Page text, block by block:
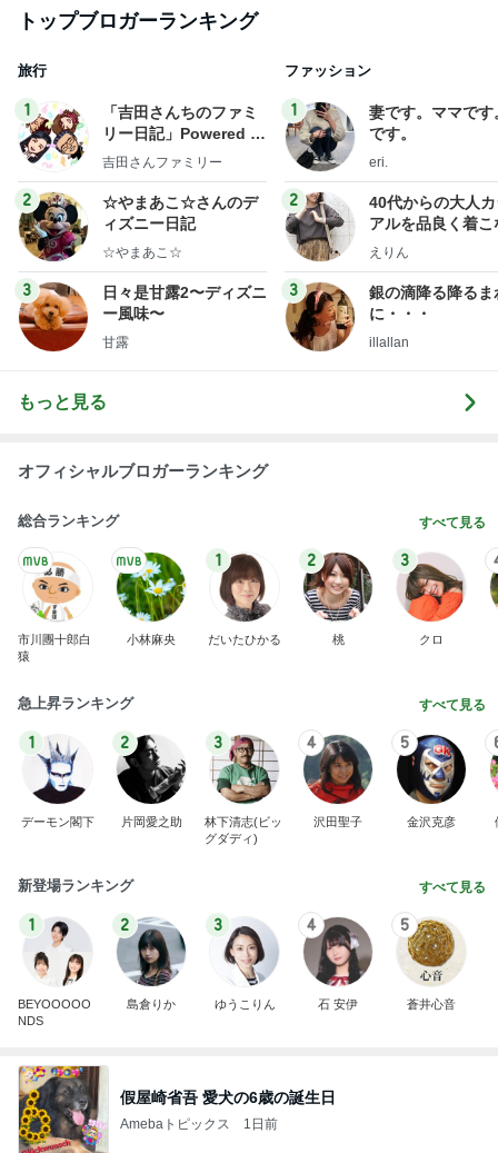
トップブロガーランキング
旅行
1
「吉田さんちのファミ
リー日記」Powered b
y Ameba 吉田さんファ
ログ
吉田さんファミリー
2
☆やまあこ☆さんのデ
ィズニー日記
☆やまあこ☆
3
日々是甘露2〜ディズニ
ー風味〜
甘露
ファッション
1
妻です。ママです
です。
eri.
2
40代からの大人
アルを品良く着こ
ファッションブロ
えりん
3
銀の滴降る降るま
に・・・
illallan
もっと見る
オフィシャルブロガーランキング
総合ランキング すべて見る
市川團十郎白
猿
小林麻央
1
だいたひかる
2
桃
3
クロ
急上昇ランキング すべて見る
1
デーモン閣下
2
片岡愛之助
3
林下清志(ビッ
グダディ)
4
沢田聖子
5
金沢克彦
新登場ランキング すべて見る
1
BEYOOOOO
NDS
2
島倉りか
3
ゆうこりん
4
石 安伊
5
蒼井心音
假屋崎省吾 愛犬の6歳の誕生日
Amebaトピックス 1日前